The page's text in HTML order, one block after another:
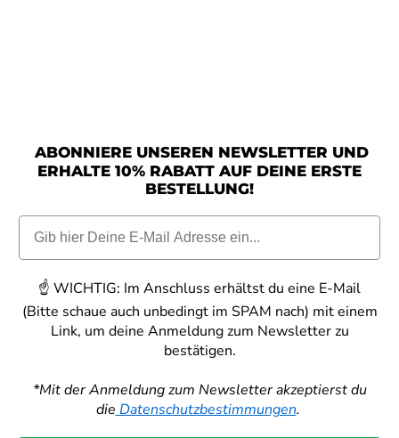
ABONNIERE UNSEREN NEWSLETTER UND
ERHALTE 10% RABATT AUF DEINE ERSTE
BESTELLUNG!
☝️ WICHTIG: Im Anschluss erhältst du eine E-Mail
(Bitte schaue auch unbedingt im SPAM nach) mit einem
Link, um deine Anmeldung zum Newsletter zu
bestätigen.
*Mit der Anmeldung zum Newsletter akzeptierst du
die Datenschutzbestimmungen.